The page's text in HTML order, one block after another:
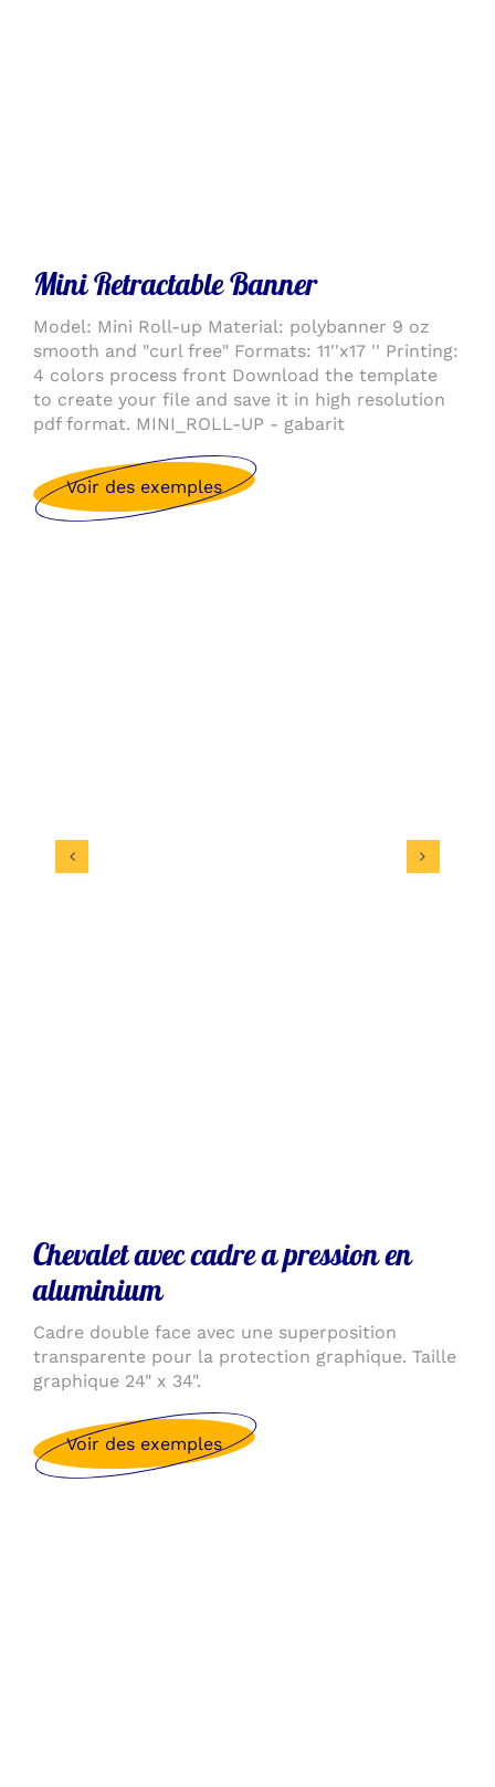
Mini Retractable Banner
Model: Mini Roll-up Material: polybanner 9 oz
smooth and "curl free" Formats: 11''x17 '' Printing:
4 colors process front Download the template
to create your file and save it in high resolution
pdf format. MINI_ROLL-UP - gabarit
Voir des exemples
Chevalet avec cadre a pression en
aluminium
Cadre double face avec une superposition
transparente pour la protection graphique. Taille
graphique 24" x 34".
Voir des exemples